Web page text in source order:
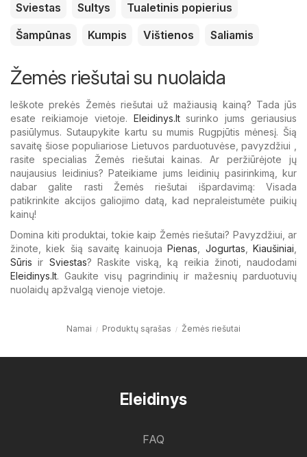
Sviestas
Sultys
Tualetinis popierius
Šampūnas
Kumpis Vištienos Saliamis
Žemės riešutai su nuolaida
Ieškote prekės Žemės riešutai už mažiausią kainą? Tada jūs
esate reikiamoje vietoje. Eleidinys.ltsurinko jums geriausius
pasiūlymus. Sutaupykite kartu su mumis Rugpjūtis mėnesį. Šią
savaitę šiose populiariose Lietuvos parduotuvėse, pavyzdžiui ,
rasite specialias Žemės riešutai kainas. Ar peržiūrėjote jų
naujausius leidinius? Pateikiame jums leidinių pasirinkimą, kur
dabar galite rasti Žemės riešutai išpardavimą: Visada
patikrinkite akcijos galiojimo datą, kad nepraleistumėte puikių
kainų!
Domina kiti produktai, tokie kaip Žemės riešutai? Pavyzdžiui, ar
žinote, kiek šią savaitę kainuojaPienas Jogurtas ,Kiaušiniai
Sūris ir Sviestas? Raskite viską, ką reikia žinoti, naudodami
Eleidinys.lt. Gaukite visų pagrindinių ir mažesnių parduotuvių
nuolaidų apžvalgą vienoje vietoje.
Namai Produktų sąrašas Žemės riešutai
Eleidinys
FAQ